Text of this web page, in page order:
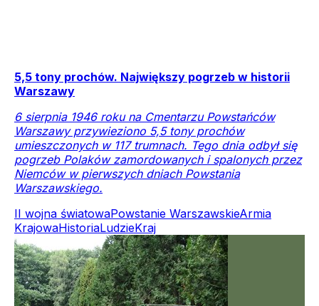
5,5 tony prochów. Największy pogrzeb w historii
Warszawy
6 sierpnia 1946 roku na Cmentarzu Powstańców
Warszawy przywieziono 5,5 tony prochów
umieszczonych w 117 trumnach. Tego dnia odbył się
pogrzeb Polaków zamordowanych i spalonych przez
Niemców w pierwszych dniach Powstania
Warszawskiego.
II wojna światowaPowstanie WarszawskieArmia
KrajowaHistoriaLudzieKraj